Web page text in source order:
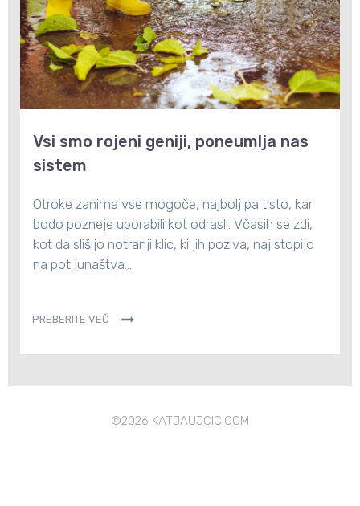
Vsi smo rojeni geniji, poneumlja nas
sistem
Otroke zanima vse mogoče, najbolj pa tisto, kar
bodo pozneje uporabili kot odrasli. Včasih se zdi,
kot da slišijo notranji klic, ki jih poziva, naj stopijo
na pot junaštva...
PREBERITE VEČ
©2026 KATJAUJCIC.COM